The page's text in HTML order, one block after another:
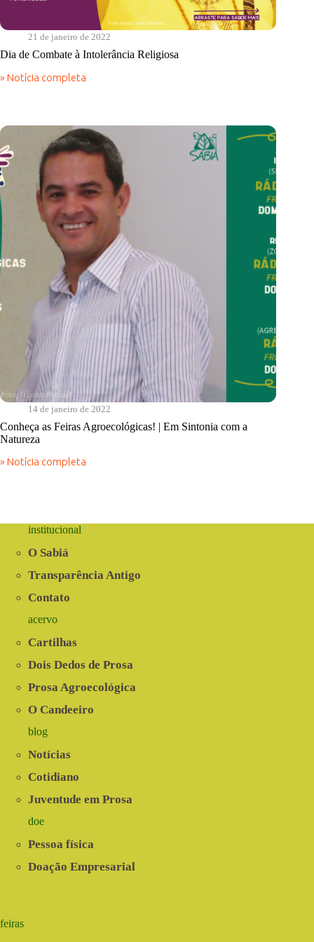
21 de janeiro de 2022
Dia de Combate à Intolerância Religiosa
» Notícia completa
Dia
Intolerância
14 de janeiro de 2022
Conheça as Feiras Agroecológicas! | Em Sintonia com a
Natureza
» Notícia completa
Conheça
Em
com
Natureza
institucional
O Sabiá
Transparência Antigo
Contato
acervo
Cartilhas
Dois Dedos de Prosa
Prosa Agroecológica
O Candeeiro
blog
Notícias
Cotidiano
Juventude em Prosa
doe
Pessoa física
Doação Empresarial
feiras